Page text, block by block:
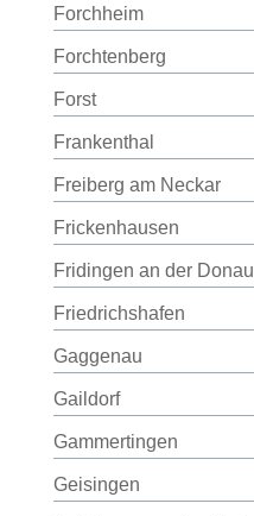
Forchheim
Forchtenberg
Forst
Frankenthal
Freiberg am Neckar
Frickenhausen
Fridingen an der Donau
Friedrichshafen
Gaggenau
Gaildorf
Gammertingen
Geisingen